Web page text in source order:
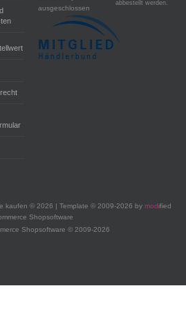
ausgeschlossen
abbestellt werden.
kaufen © 2026 | Template © 2009-2026 by modified
Shopsoftware
Shopsoftware © 2009-2026